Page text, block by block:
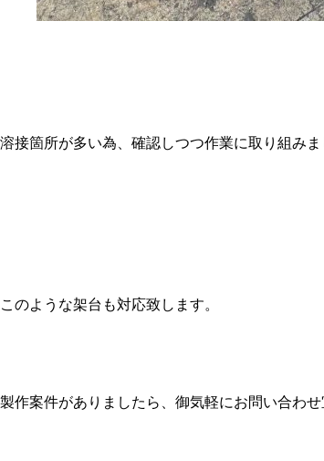
溶接箇所が多い為、確認しつつ作業に取り組みま
このような架台も対応致します。
製作案件がありましたら、御気軽にお問い合わせ